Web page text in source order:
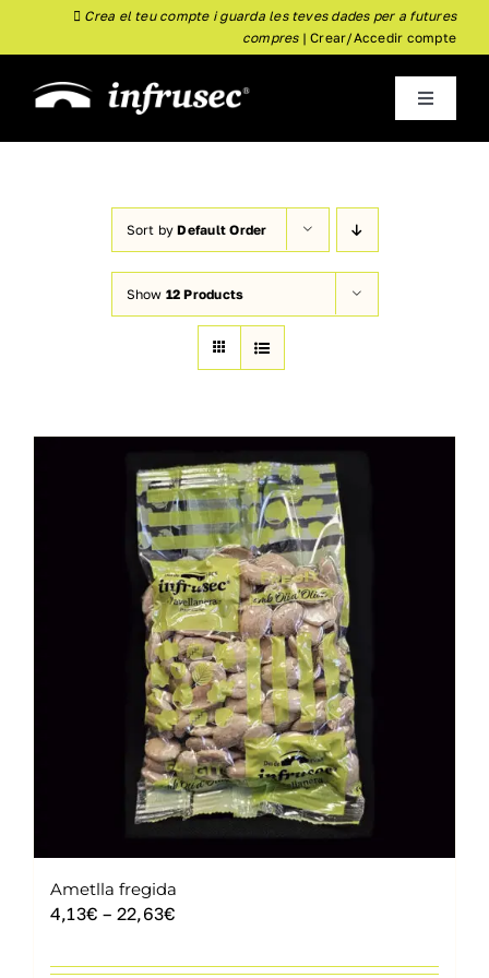
Crea el teu compte i guarda les teves dades per a futures
compres|Crear/Accedir compte
Toggle
Nou
Actualitat
Sort byDefault Order
Show 12 Products
Ametlla fregida
4,13€ – 22,63€
preus: